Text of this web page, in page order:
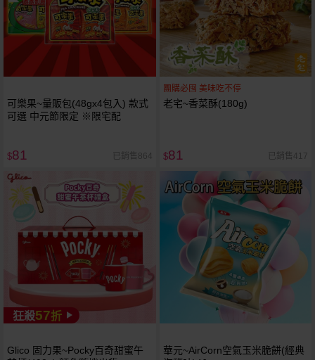
可樂果~量販包(48gx4包入) 款式
可選 中元節限定 ※限宅配
$81 已銷售864
團購必囤 美味吃不停
老宅~香菜酥(180g)
$81 已銷售417
狂殺57折
Glico 固力果~Pocky百奇甜蜜午
華元~AirCorn空氣玉米脆餅(經典